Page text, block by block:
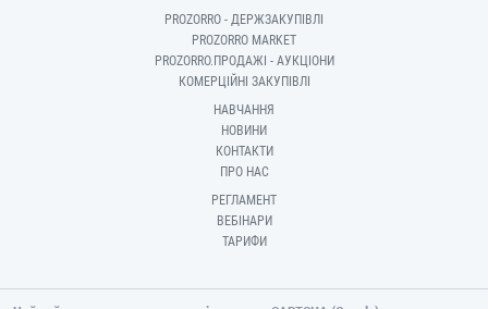
PROZORRO - ДЕРЖЗАКУПІВЛІ
PROZORRO MARKET
PROZORRO.ПРОДАЖІ - АУКЦІОНИ
КОМЕРЦІЙНІ ЗАКУПІВЛІ
НАВЧАННЯ
НОВИНИ
КОНТАКТИ
ПРО НАС
РЕГЛАМЕНТ
ВЕБІНАРИ
ТАРИФИ